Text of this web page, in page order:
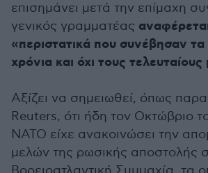
επισημάνει μετά την επίμαχη
γενικός γραμματέας
«περιστατικά που συνέβησαν τα
χρόνια και όχι τους
Αξίζει να σημειωθεί, όπως
Reuters, ότι ήδη τον Οκτώβριο
ΝΑΤΟ είχε ανακοινώσει την
μελών της ρωσικής αποστολής